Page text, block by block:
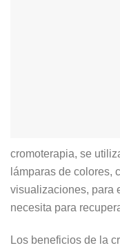
cromoterapia, se
lámparas de colores,
visualizaciones, para
necesita para
Los beneficios de la